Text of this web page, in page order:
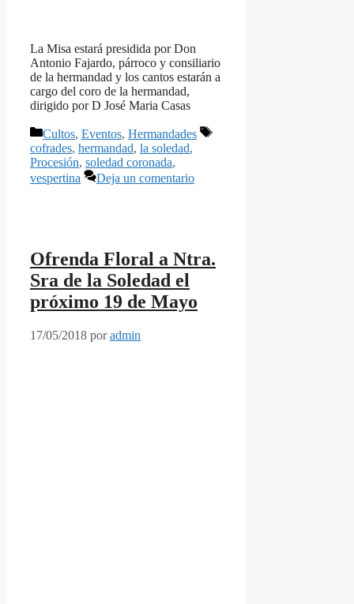
La Misa estará presidida por Don
Antonio Fajardo, párroco y consiliario
de la hermandad y los cantos estarán a
cargo del coro de la hermandad,
dirigido por D José Maria Casas
Categorías
Cultos, Eventos, Hermandades
Etiquetas
cofrades, hermandad, la soledad,
Procesión, soledad coronada,
vespertina
Deja un comentario
Ofrenda Floral a Ntra.
Sra de la Soledad el
próximo 19 de Mayo
17/05/2018 poradmin